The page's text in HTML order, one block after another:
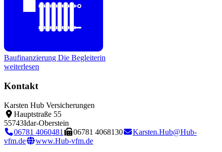
Baufinanzierung Die Begleiterin
weiterlesen
Kontakt
Karsten Hub Versicherungen
Hauptstraße 55
55743Idar-Oberstein
06781 4060481
06781 4068130
Karsten.Hub@Hub-
vfm.de
www.Hub-vfm.de